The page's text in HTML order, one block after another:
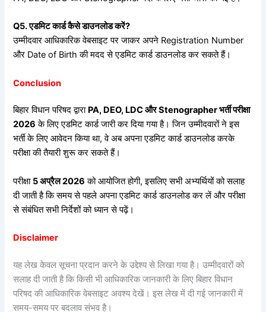
Q5.एडमिटकार्डकैसेडाउनलोडकरें?
उम्मीदवार आधिकारिक वेबसाइट पर जाकर अपने Registration Number
और Date of Birth की मदद से एडमिट कार्ड डाउनलोड कर सकते हैं।
Conclusion
बिहार विधान परिषद द्वारा PA, DEO, LDCऔर Stenographerभर्तीपरीक्षा
2026 के लिए एडमिट कार्ड जारी कर दिया गया है। जिन उम्मीदवारों ने इस
भर्ती के लिए आवेदन किया था, वे अब अपना एडमिट कार्ड डाउनलोड करके
परीक्षा की तैयारी शुरू कर सकते हैं।
परीक्षा 5अप्रैल 2026 को आयोजित होगी, इसलिए सभी अभ्यर्थियों को सलाह
दी जाती है कि समय से पहले अपना एडमिट कार्ड डाउनलोड कर लें और परीक्षा
से संबंधित सभी निर्देशों को ध्यान से पढ़ें।
Disclaimer
यह लेख केवल सूचना प्रदान करने के उद्देश्य से लिखा गया है। उम्मीदवारों को
सलाह दी जाती है कि किसी भी आधिकारिक जानकारी के लिए बिहार विधान
परिषद की आधिकारिक वेबसाइट अवश्य देखें। इस लेख में दी गई जानकारी में
समय-समय पर बदलाव संभव है।